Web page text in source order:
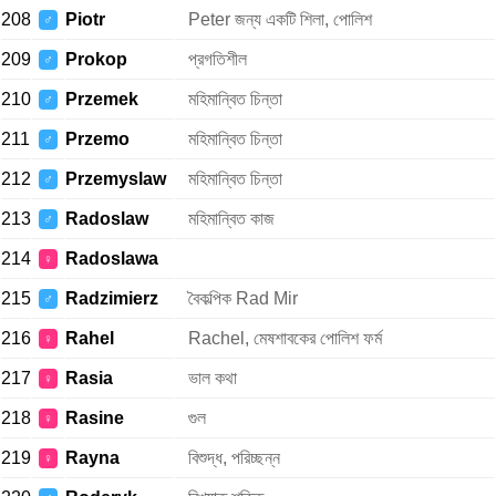
208 ♂ Piotr Peter জন্য একটি শিলা, পোলিশ
209 ♂ Prokop প্রগতিশীল
210 ♂ Przemek মহিমান্বিত চিন্তা
211 ♂ Przemo মহিমান্বিত চিন্তা
212 ♂ Przemyslaw মহিমান্বিত চিন্তা
213 ♂ Radoslaw মহিমান্বিত কাজ
214 ♀ Radoslawa
215 ♂ Radzimierz বৈকল্পিক Rad Mir
216 ♀ Rahel Rachel, মেষশাবকের পোলিশ ফর্ম
217 ♀ Rasia ভাল কথা
218 ♀ Rasine গুল
219 ♀ Rayna বিশুদ্ধ, পরিচ্ছন্ন